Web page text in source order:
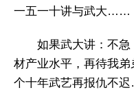
一五一十讲与武大……
如果武大讲：不
材产业水平，再待我
个十年武艺再报仇不